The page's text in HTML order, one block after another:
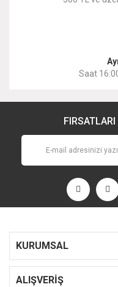
Saat
KURUMSAL
ALIŞVERİŞ